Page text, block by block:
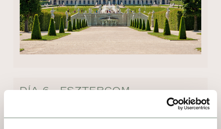
DÍA 6 - ESZTERGOM